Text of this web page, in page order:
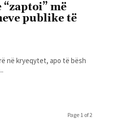
më
publike të
në kryeqytet, apo të bësh
Page 1 of 2